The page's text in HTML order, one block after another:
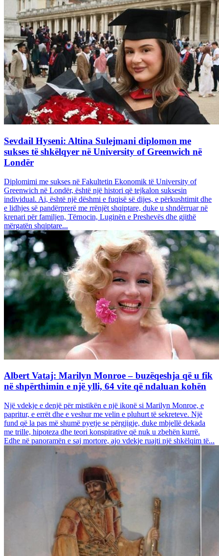
Sevdail Hyseni: Altina Sulejmani diplomon me
sukses të shkëlqyer në University of Greenwich në
Londër
Diplomimi me sukses në Fakultetin Ekonomik të University of
Greenwich në Londër, është një histori që tejkalon suksesin
individual. Ai, është një dëshmi e fuqisë së dijes, e përkushtimit dhe
e lidhjes së pandërprerë me rrënjët shqiptare, duke u shndërruar në
krenari për familjen, Tërnocin, Luginën e Preshevës dhe gjithë
mërgatën shqiptare...
Albert Vataj: Marilyn Monroe – buzëqeshja që u fik
në shpërthimin e një ylli, 64 vite që ndaluan kohën
Një vdekje e denjë për mistikën e një ikonë si Marilyn Monroe, e
papritur, e errët dhe e veshur me velin e pluhurt të sekreteve. Një
fund që la pas më shumë pyetje se përgjigje, duke mbjellë dekada
me trille, hipoteza dhe teori konspirative që nuk u zbehën kurrë.
Edhe në panoramën e saj mortore, ajo vdekje ruajti një shkëlqim të...